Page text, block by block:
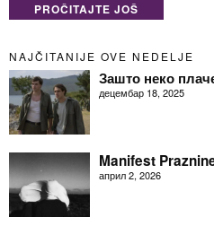
PROČITAJTE JOŠ
NAJČITANIJE OVE NEDELJE
Зашто неко
децембар 18, 2025
Manifest
април 2, 2026